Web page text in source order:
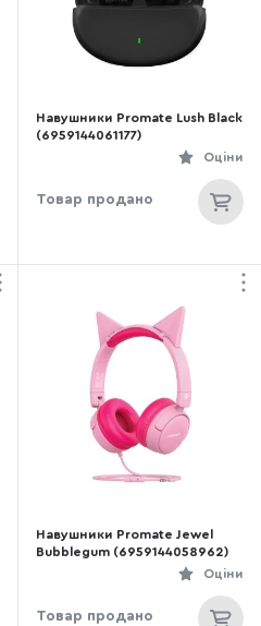
Навушники Promate Lush Black
(6959144061177)
Оціни
Товар продано
Навушники Promate Jewel
Bubblegum (6959144058962)
Оціни
Товар продано